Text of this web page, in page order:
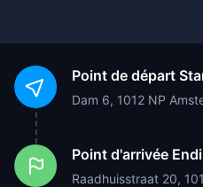
Point de départ
Dam 6, 1012 NP
Point d'arrivée
Raadhuisstraat 20,